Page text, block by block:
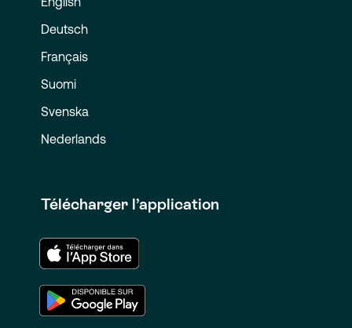
Deutsch
Français
Suomi
Svenska
Nederlands
Télécharger l’application